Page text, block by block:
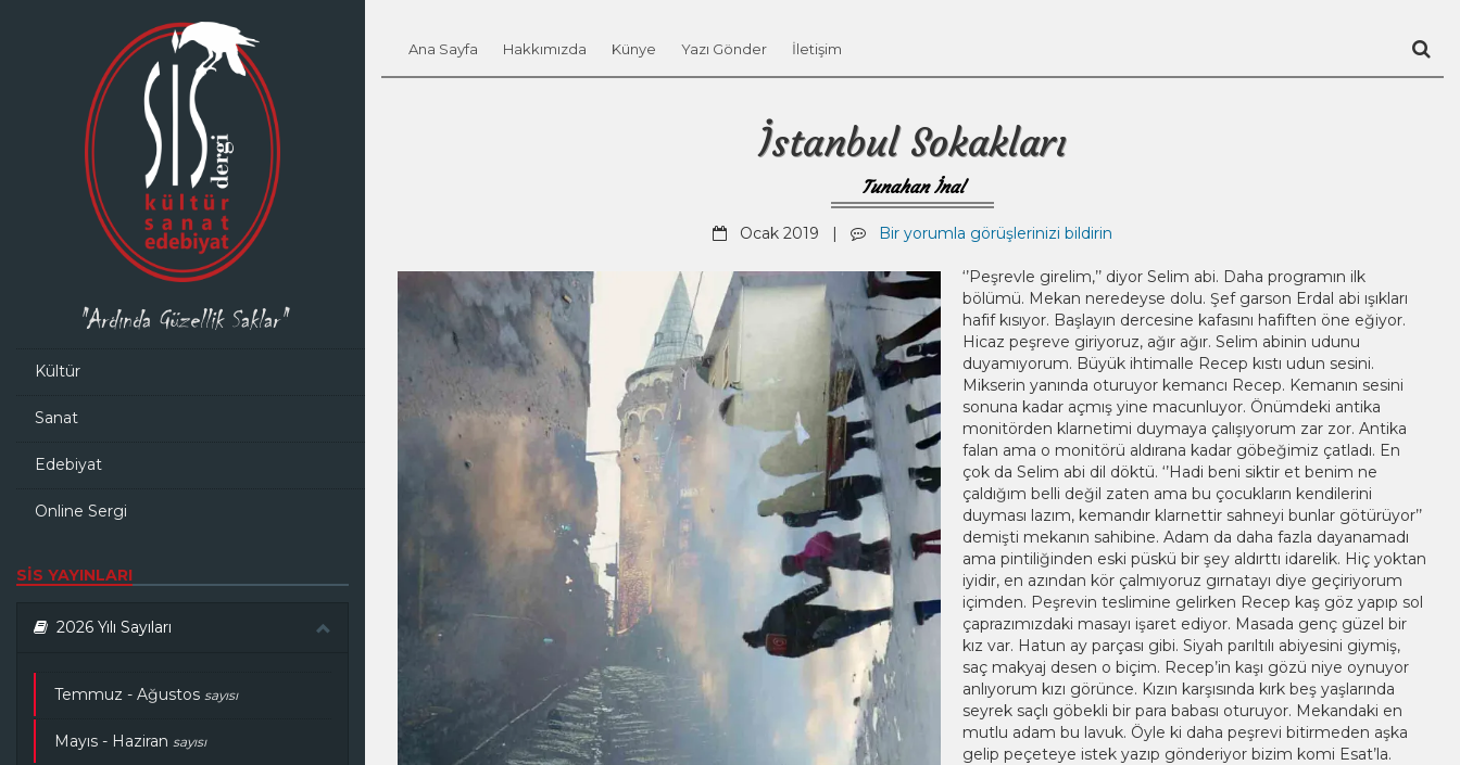
"Ardında Güzellik Saklar"
Kültür
Sanat
Edebiyat
Online Sergi
SİS YAYINLARI
2026 Yılı Sayıları
Temmuz - Ağustos sayısı
Mayıs - Haziran sayısı
Ana Sayfa Hakkımızda Künye Yazı Gönder İletişim
İstanbul Sokakları
Tunahan İnal
Ocak 2019 | Bir yorumla görüşlerinizi bildirin
‘’Peşrevle girelim,’’ diyor Selim abi. Daha programın ilk
bölümü. Mekan neredeyse dolu. Şef garson Erdal abi ışıkları
hafif kısıyor. Başlayın dercesine kafasını hafiften öne eğiyor.
Hicaz peşreve giriyoruz, ağır ağır. Selim abinin udunu
duyamıyorum. Büyük ihtimalle Recep kıstı udun sesini.
Mikserin yanında oturuyor kemancı Recep. Kemanın sesini
sonuna kadar açmış yine macunluyor. Önümdeki antika
monitörden klarnetimi duymaya çalışıyorum zar zor. Antika
falan ama o monitörü aldırana kadar göbeğimiz çatladı. En
çok da Selim abi dil döktü. ‘’Hadi beni siktir et benim ne
çaldığım belli değil zaten ama bu çocukların kendilerini
duyması lazım, kemandır klarnettir sahneyi bunlar götürüyor’’
demişti mekanın sahibine. Adam da daha fazla dayanamadı
ama pintiliğinden eski püskü bir şey aldırttı idarelik. Hiç yoktan
iyidir, en azından kör çalmıyoruz gırnatayı diye geçiriyorum
içimden. Peşrevin teslimine gelirken Recep kaş göz yapıp sol
çaprazımızdaki masayı işaret ediyor. Masada genç güzel bir
kız var. Hatun ay parçası gibi. Siyah parıltılı abiyesini giymiş,
saç makyaj desen o biçim. Recep’in kaşı gözü niye oynuyor
anlıyorum kızı görünce. Kızın karşısında kırk beş yaşlarında
seyrek saçlı göbekli bir para babası oturuyor. Mekandaki en
mutlu adam bu lavuk. Öyle ki daha peşrevi bitirmeden aşka
gelip peçeteye istek yazıp gönderiyor bizim komi Esat’la.